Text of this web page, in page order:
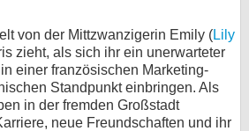
von der Mittzwanzigerin Emily (Lily
zieht, als sich ihr ein unerwarteter
einer französischen Marketing-
Standpunkt einbringen. Als
in der fremden Großstadt
neue Freundschaften und ihr